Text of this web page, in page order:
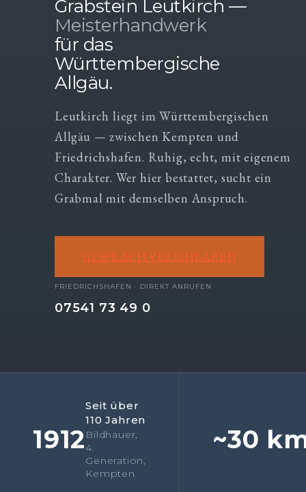
Grabstein Leutkirch —
Meisterhandwerk
für das
Württembergische
Allgäu.
Leutkirch liegt im Württembergischen
Allgäu — zwischen Kempten und
Friedrichshafen. Ruhig, echt, mit eigenem
Charakter. Wer hier bestattet, sucht ein
Grabmal mit demselben Anspruch.
GESPRÄCH VEREINBAREN
FRIEDRICHSHAFEN · DIREKT ANRUFEN
07541 73 49 0
1912
Seit über
110 Jahren
Bildhauer,
4.
Generation,
Kempten
~30